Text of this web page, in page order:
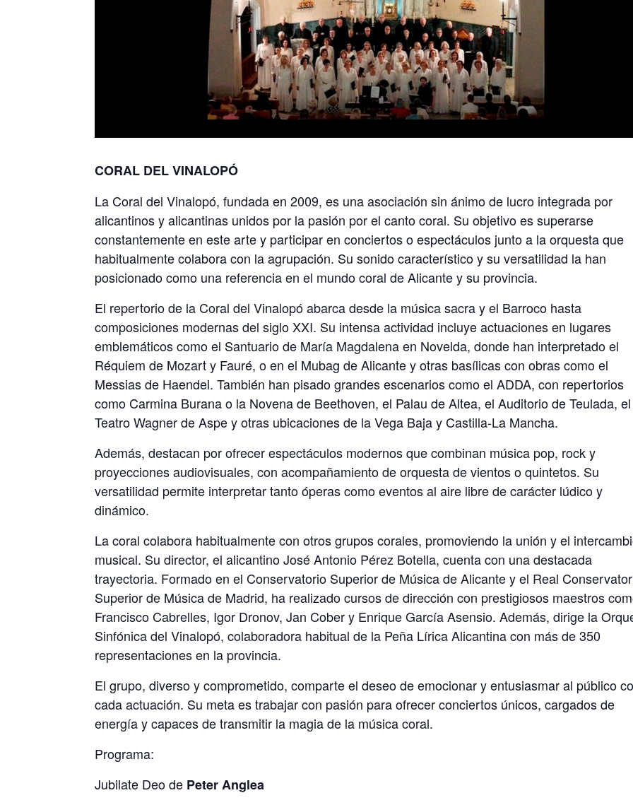
CORAL DEL VINALOPÓ
La Coral del Vinalopó, fundada en 2009, es una asociación sin ánimo de lucro integrada por
alicantinos y alicantinas unidos por la pasión por el canto coral. Su objetivo es superarse
constantemente en este arte y participar en conciertos o espectáculos junto a la orquesta que
habitualmente colabora con la agrupación. Su sonido característico y su versatilidad la han
posicionado como una referencia en el mundo coral de Alicante y su provincia.
El repertorio de la Coral del Vinalopó abarca desde la música sacra y el Barroco hasta
composiciones modernas del siglo XXI. Su intensa actividad incluye actuaciones en lugares
emblemáticos como el Santuario de María Magdalena en Novelda, donde han interpretado el
Réquiem de Mozart y Fauré, o en el Mubag de Alicante y otras basílicas con obras como el
Messias de Haendel. También han pisado grandes escenarios como el ADDA, con repertorios
como Carmina Burana o la Novena de Beethoven, el Palau de Altea, el Auditorio de Teulada, el
Teatro Wagner de Aspe y otras ubicaciones de la Vega Baja y Castilla-La Mancha.
Además, destacan por ofrecer espectáculos modernos que combinan música pop, rock y
proyecciones audiovisuales, con acompañamiento de orquesta de vientos o quintetos. Su
versatilidad permite interpretar tanto óperas como eventos al aire libre de carácter lúdico y
dinámico.
La coral colabora habitualmente con otros grupos corales, promoviendo la unión y el
musical. Su director, el alicantino José Antonio Pérez Botella, cuenta con una destacada
trayectoria. Formado en el Conservatorio Superior de Música de Alicante y el Real
Superior de Música de Madrid, ha realizado cursos de dirección con prestigiosos maestros
Francisco Cabrelles, Igor Dronov, Jan Cober y Enrique García Asensio. Además, dirige la
Sinfónica del Vinalopó, colaboradora habitual de la Peña Lírica Alicantina con más de 350
representaciones en la provincia.
El grupo, diverso y comprometido, comparte el deseo de emocionar y entusiasmar al público
cada actuación. Su meta es trabajar con pasión para ofrecer conciertos únicos, cargados de
energía y capaces de transmitir la magia de la música coral.
Programa:
Jubilate Deo de Peter Anglea